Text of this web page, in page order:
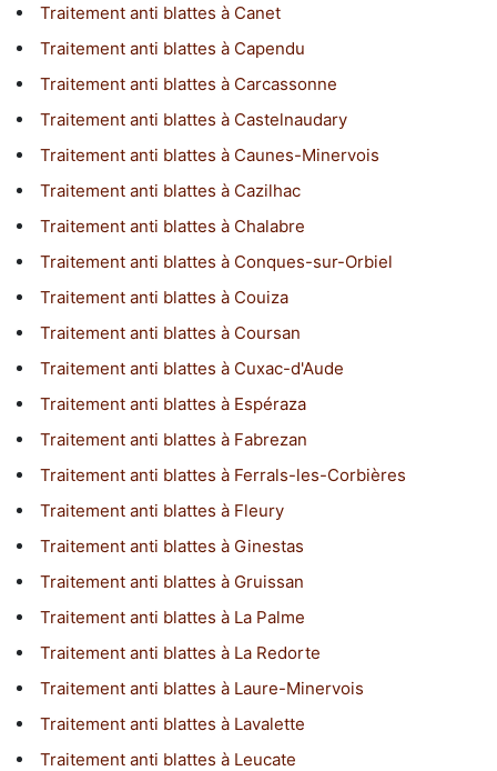
Traitement anti blattes à Canet
Traitement anti blattes à Capendu
Traitement anti blattes à Carcassonne
Traitement anti blattes à Castelnaudary
Traitement anti blattes à Caunes-Minervois
Traitement anti blattes à Cazilhac
Traitement anti blattes à Chalabre
Traitement anti blattes à Conques-sur-Orbiel
Traitement anti blattes à Couiza
Traitement anti blattes à Coursan
Traitement anti blattes à Cuxac-d'Aude
Traitement anti blattes à Espéraza
Traitement anti blattes à Fabrezan
Traitement anti blattes à Ferrals-les-Corbières
Traitement anti blattes à Fleury
Traitement anti blattes à Ginestas
Traitement anti blattes à Gruissan
Traitement anti blattes à La Palme
Traitement anti blattes à La Redorte
Traitement anti blattes à Laure-Minervois
Traitement anti blattes à Lavalette
Traitement anti blattes à Leucate